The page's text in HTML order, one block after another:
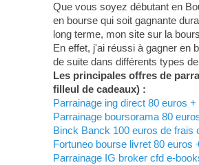
Que vous soyez débutant en
en bourse qui soit gagnante
long terme, mon site sur la
En effet, j'ai réussi à gagner en
de suite dans différents types
Les principales offres de
filleul de cadeaux) :
Parrainage ing direct 80 euros
Parrainage boursorama 80
Binck Banck 100 euros de frais
Fortuneo bourse livret 80 euros
Parrainage IG broker cfd e-